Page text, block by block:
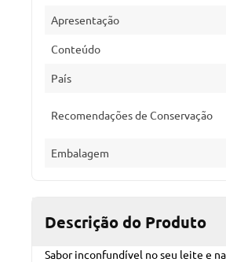
Apresentação
Conteúdo
País
Recomendações de Conservação
Embalagem
Descrição do Produto
Sabor inconfundível no seu leite e